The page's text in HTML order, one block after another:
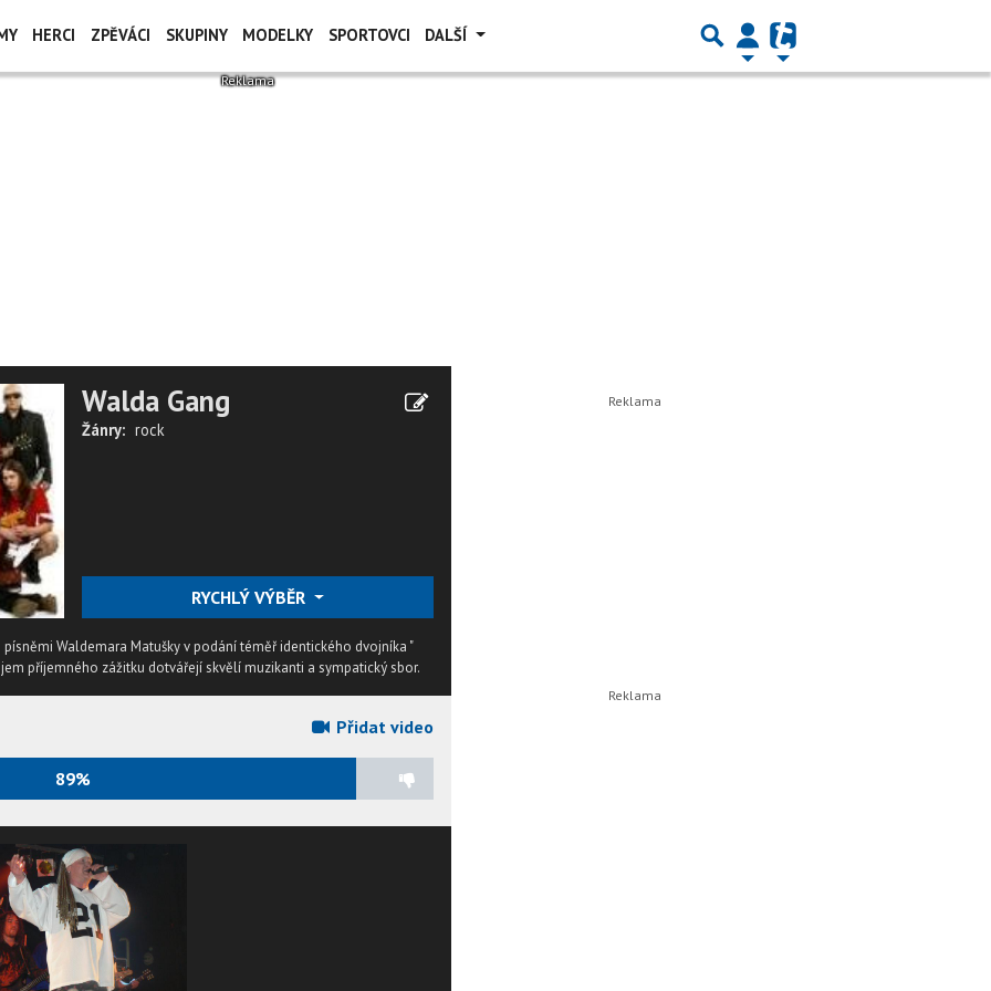
HERCI ZPĚVÁCI SKUPINY MODELKY SPORTOVCI DALŠÍ
Walda Gang
Žánry: rock
RYCHLÝ VÝBĚR
Waldemara Matušky v podání téměř identického dvojníka "
příjemného zážitku dotvářejí skvělí muzikanti a sympatický sbor.
Přidat video
89%